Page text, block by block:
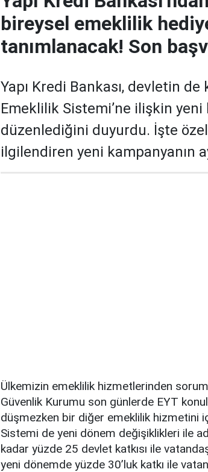
bireysel emeklilik
tanımlanacak! Son
Yapı Kredi Bankası, devletin de
Emeklilik Sistemi’ne ilişkin
düzenlediğini duyurdu. İşte
ilgilendiren yeni kampanyanın
Ülkemizin emeklilik hizmetlerinden
Güvenlik Kurumu son günlerde EYT
düşmezken bir diğer emeklilik hizmetini
Sistemi de yeni dönem değişiklikleri ile
kadar yüzde 25 devlet katkısı ile
yeni dönemde yüzde 30’luk katkı ile